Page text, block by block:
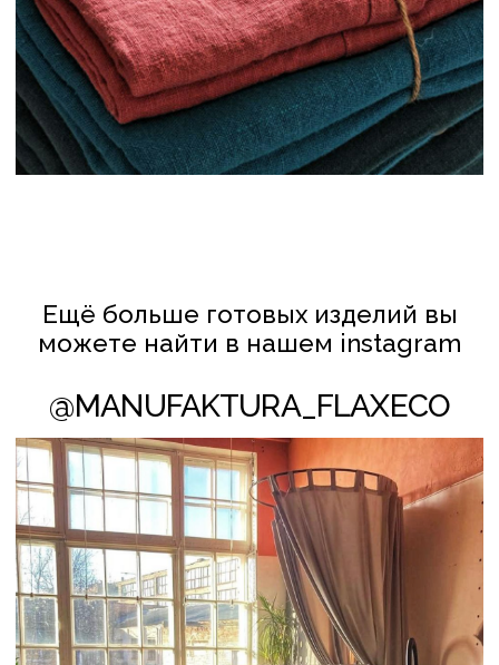
VKONTAKTE +
PINTEREST +
МИНСК, ЛОГОЙСКИЙ ТРАКТ 28/1
АДРЕС
INSTAGRAM +
TELEGRAM +